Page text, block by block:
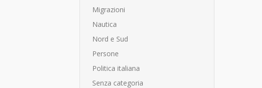
Migrazioni
Nautica
Nord e Sud
Persone
Politica italiana
Senza categoria